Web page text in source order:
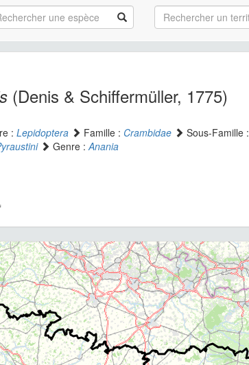
(Denis & Schiffermüller, 1775)
: Lepidoptera Famille : Crambidae
Sous-Famille :
Genre :Anania